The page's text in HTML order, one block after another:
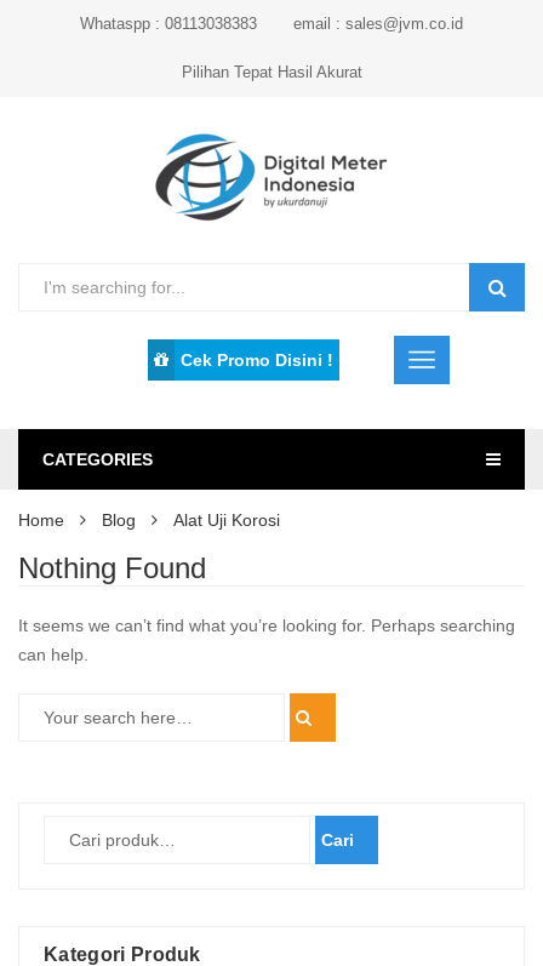
Whataspp : 08113038383 email : sales@jvm.co.id
Pilihan Tepat Hasil Akurat
Cek Promo Disini !
CATEGORIES
Home Blog Alat Uji Korosi
Nothing Found
It seems we can’t find what you’re looking for. Perhaps searching
can help.
Cari
Kategori Produk